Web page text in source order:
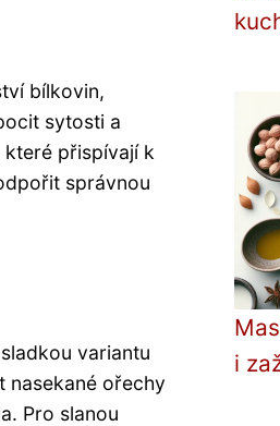
bílkovin,
sytosti a
které přispívají k
správnou
variantu
nasekané ořechy
Pro slanou
i